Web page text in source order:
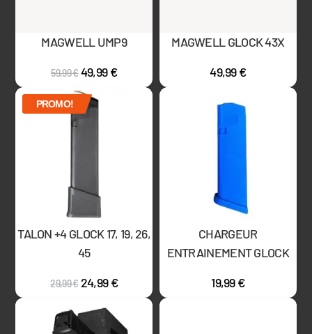
MAGWELL UMP9
59,99€ 49,99€
MAGWELL GLOCK 43X
49,99€
PROMO!
TALON +4 GLOCK 17, 19, 26,
45
29,99€ 24,99€
CHARGEUR
ENTRAINEMENT GLOCK
19,99€